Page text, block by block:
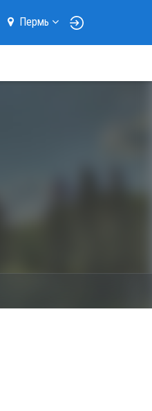
Пермь